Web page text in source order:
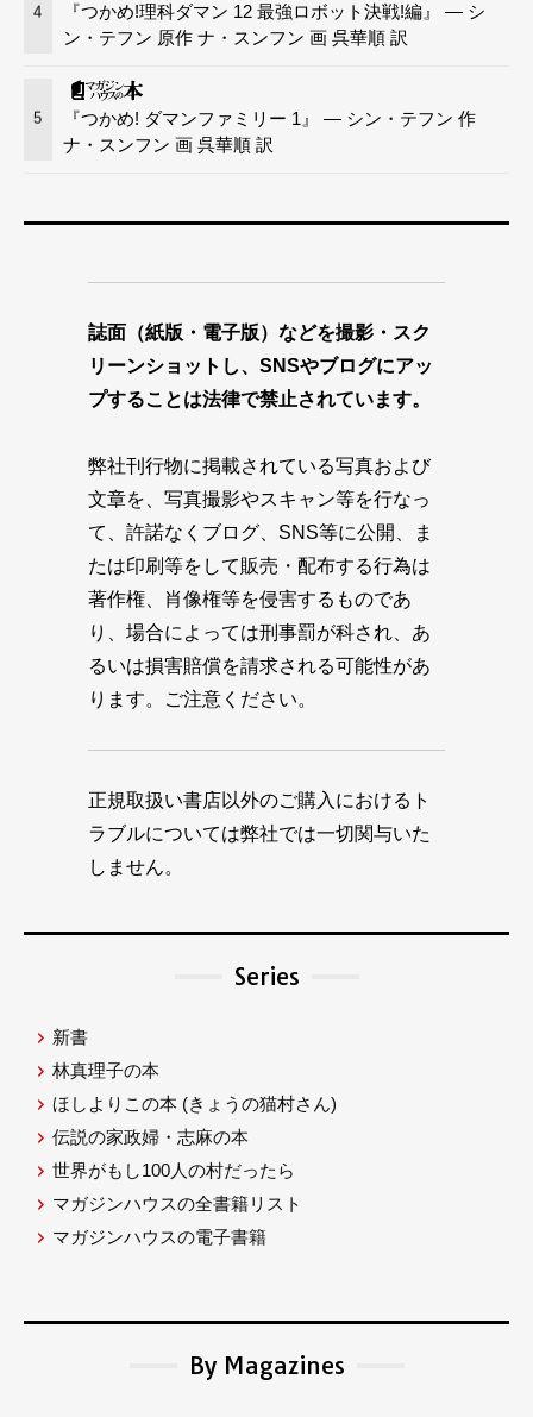
4
『つかめ!理科ダマン 12 最強ロボット決戦!編』 — シ
ン・テフン 原作 ナ・スンフン 画 呉華順 訳
5
『つかめ! ダマンファミリー 1』 — シン・テフン 作
ナ・スンフン 画 呉華順 訳
誌面（紙版・電子版）などを撮影・スク
リーンショットし、SNSやブログにアッ
プすることは法律で禁止されています。
弊社刊行物に掲載されている写真および
文章を、写真撮影やスキャン等を行なっ
て、許諾なくブログ、SNS等に公開、ま
たは印刷等をして販売・配布する行為は
著作権、肖像権等を侵害するものであ
り、場合によっては刑事罰が科され、あ
るいは損害賠償を請求される可能性があ
ります。ご注意ください。
正規取扱い書店以外のご購入におけるト
ラブルについては弊社では一切関与いた
しません。
Series
新書
林真理子の本
ほしよりこの本 (きょうの猫村さん)
伝説の家政婦・志麻の本
世界がもし100人の村だったら
マガジンハウスの全書籍リスト
マガジンハウスの電子書籍
By Magazines